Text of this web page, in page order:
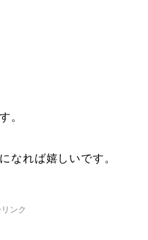
。
なれば嬉しいです。
ンク